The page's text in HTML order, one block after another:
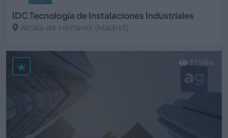
IDC Tecnología de Instalaciones Industriales
Alcalá de Henares (Madrid)
17.584